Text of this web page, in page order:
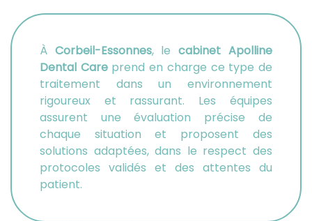
À Corbeil-Essonnes, lecabinet Apolline
Dental Careprend en charge ce type de
traitement dans un environnement
rigoureux et rassurant. Les équipes
assurent une évaluation précise de
chaque situation et proposent des
solutions adaptées, dans le respect des
protocoles validés et des attentes du
patient.